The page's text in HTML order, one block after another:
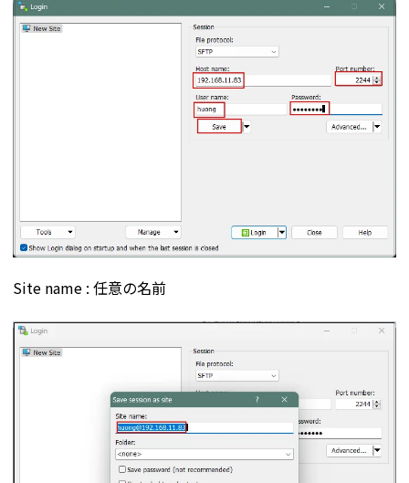
Site name : 任意の名前